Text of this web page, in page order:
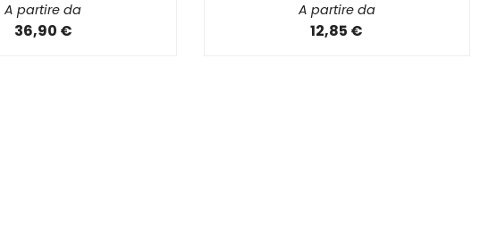
A partire da
36,90 €
A partire da
12,85 €